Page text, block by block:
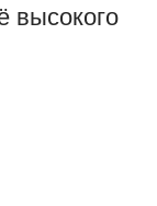
высокого